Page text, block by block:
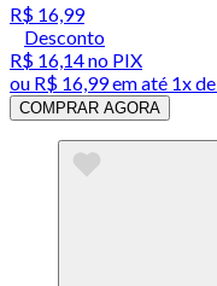
R$ 16,99
Desconto
R$ 16,14no PIX
ou R$ 16,99em até 1x de
COMPRAR AGORA